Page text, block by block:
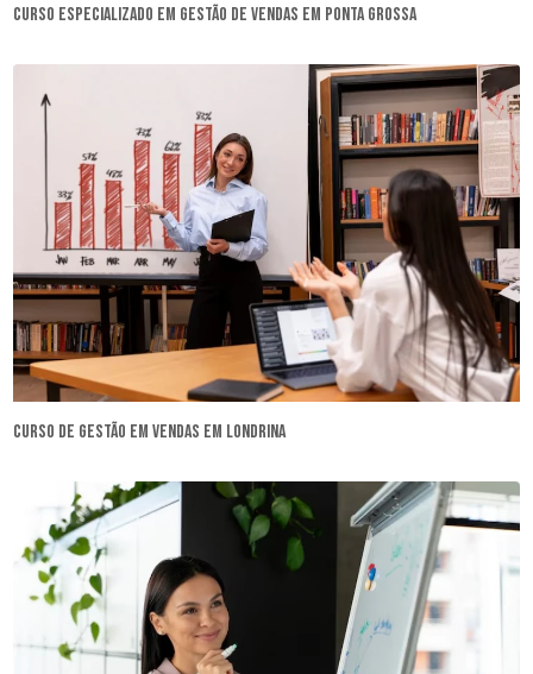
curso especializado em gestão de vendas em Ponta Grossa
curso de gestão em vendas em Londrina